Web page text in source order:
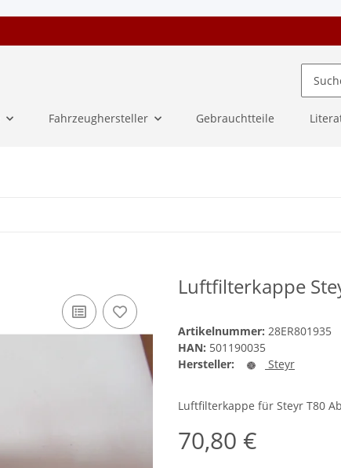
Fahrzeughersteller Gebrauchtteile
Luftfilterkappe
Artikelnummer: 28ER801935
HAN: 501190035
Hersteller:
Steyr
Luftfilterkappe für Steyr T80
70,80 €